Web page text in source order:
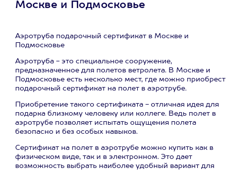
Москве и Подмосковье
Аэротруба подарочный сертификат в Москве и
Подмосковье
Аэротруба - это специальное сооружение,
предназначенное для полетов ветролета. В Москве и
Подмосковье есть несколько мест, где можно
подарочный сертификат на полет в аэротрубе.
Приобретение такого сертификата - отличная идея для
подарка близкому человеку или коллеге. Ведь полет в
аэротрубе позволяет испытать ощущения полета
безопасно и без особых навыков.
Сертификат на полет в аэротрубе можно купить как в
физическом виде, так и в электронном. Это дает
возможность выбрать наиболее удобный вариант для